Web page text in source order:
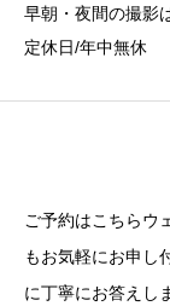
早朝・夜間の撮影
定休日/年中無休
ご予約はこちらウ
もお気軽にお申し
に丁寧にお答えし